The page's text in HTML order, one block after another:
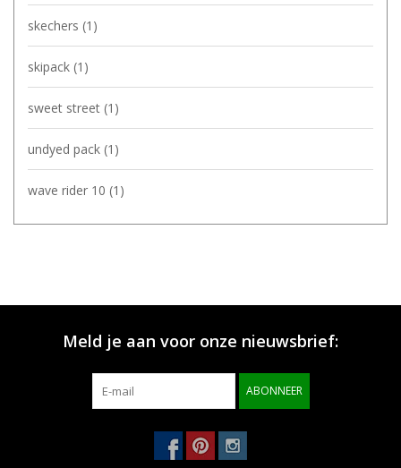
skechers (1)
skipack (1)
sweet street (1)
undyed pack (1)
wave rider 10 (1)
Meld je aan voor onze nieuwsbrief:
ABONNEER